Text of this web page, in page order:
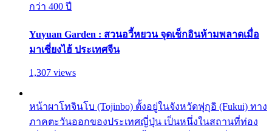
กว่า 400 ปี
Yuyuan Garden : สวนอวี้หยวน จุดเช็กอินห้ามพลาดเมื่อ
มาเซี่ยงไฮ้ ประเทศจีน
1,307 views
หน้าผาโทจินโบ (Tojinbo) ตั้งอยู่ในจังหวัดฟุกุอิ (Fukui) ทาง
ภาคตะวันออกของประเทศญี่ปุ่น เป็นหนึ่งในสถานที่ท่อง